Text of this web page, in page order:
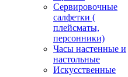
Сервировочные
салфетки (
плейсматы,
персонники)
Часы настенные и
настольные
Искусственные